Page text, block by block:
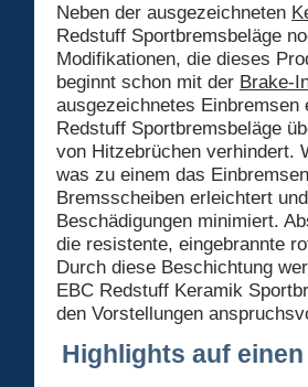
Neben der ausgezeichneten
Redstuff Sportbremsbeläge
Modifikationen, die dieses
beginnt schon mit der Brake-
ausgezeichnetes
Redstuff Sportbremsbeläge
von Hitzebrüchen verhindert.
was zu einem das
Bremsscheiben erleichtert
Beschädigungen minimiert.
die resistente, eingebrannte
Durch diese Beschichtung
EBC Redstuff Keramik
den Vorstellungen
Highlights auf